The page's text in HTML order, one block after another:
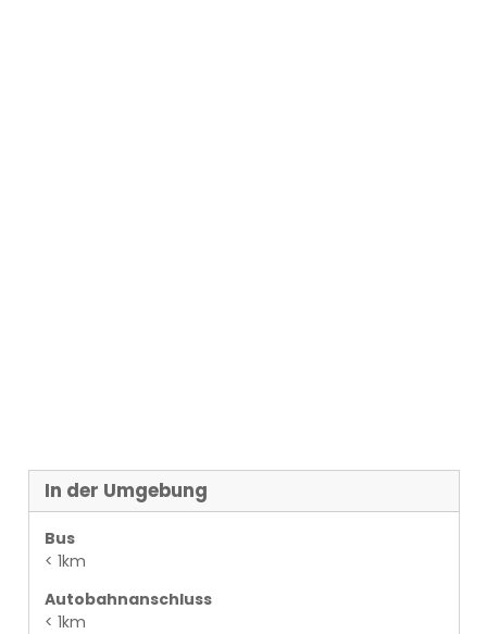
In der Umgebung
Bus
< 1km
Autobahnanschluss
< 1km